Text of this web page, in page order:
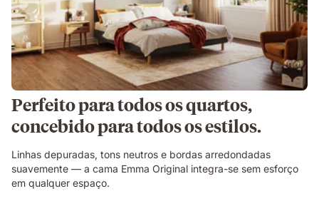
Perfeito para todos os quartos,
concebido para todos os estilos.
Linhas depuradas, tons neutros e bordas arredondadas
suavemente — a cama Emma Original integra-se sem esforço
em qualquer espaço.